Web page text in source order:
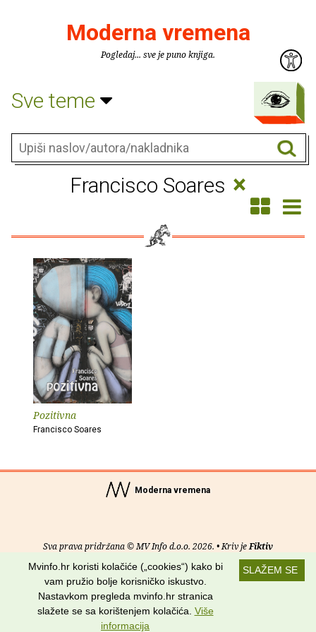
Moderna vremena
Pogledaj... sve je puno knjiga.
Sve teme
Francisco Soares ×
Pozitivna
Francisco Soares
Moderna vremena
Sva prava pridržana © MV Info d.o.o. 2026. • Kriv jeFiktiv
Uvjeti korištenja RSS kanali
Potraži nas na:
SLAŽEM SE
Mvinfo.hr koristi kolačiće („cookies“) kako bi
vam pružio bolje korisničko iskustvo.
Nastavkom pregleda mvinfo.hr stranica
slažete se sa korištenjem kolačića. Više
informacija